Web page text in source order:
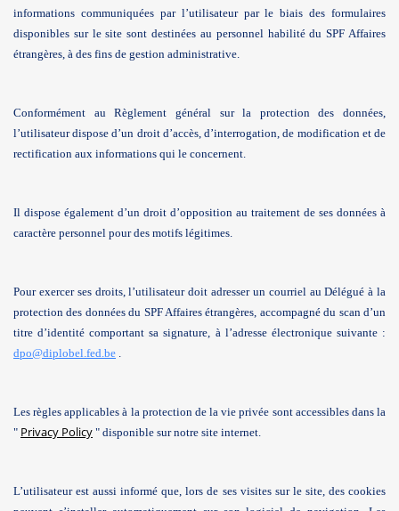
informations communiquées par l’utilisateur par le biais des formulaires
disponibles sur le site sont destinées au personnel habilité du SPF Affaires
étrangères, à des fins de gestion administrative.
Conformément au Règlement général sur la protection des données,
l’utilisateur dispose d’un droit d’accès, d’interrogation, de modification et de
rectification aux informations qui le concernent.
Il dispose également d’un droit d’opposition au traitement de ses données à
caractère personnel pour des motifs légitimes.
Pour exercer ses droits, l’utilisateur doit adresser un courriel au Délégué à la
protection des données du SPF Affaires étrangères, accompagné du scan d’un
titre d’identité comportant sa signature, à l’adresse électronique suivante :
dpo@diplobel.fed.be .
Les règles applicables à la protection de la vie privée sont accessibles dans la
" Privacy Policy " disponible sur notre site internet.
L’utilisateur est aussi informé que, lors de ses visites sur le site, des cookies